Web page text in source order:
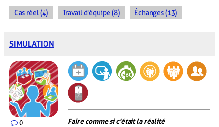
Cas réel (4) Travail d'équipe (8) Échanges (13)
SIMULATION
0 Faire comme si c'était la réalité